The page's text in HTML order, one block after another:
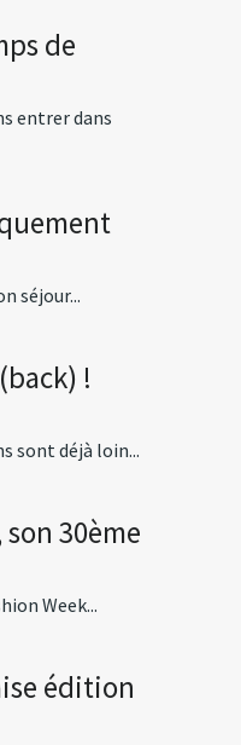
de
entrer dans
séjour...
!
sont déjà loin...
30ème
Week...
édition